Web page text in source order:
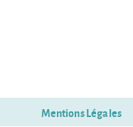
Mentions Légales